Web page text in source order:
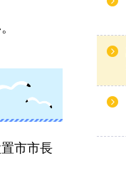
市市長